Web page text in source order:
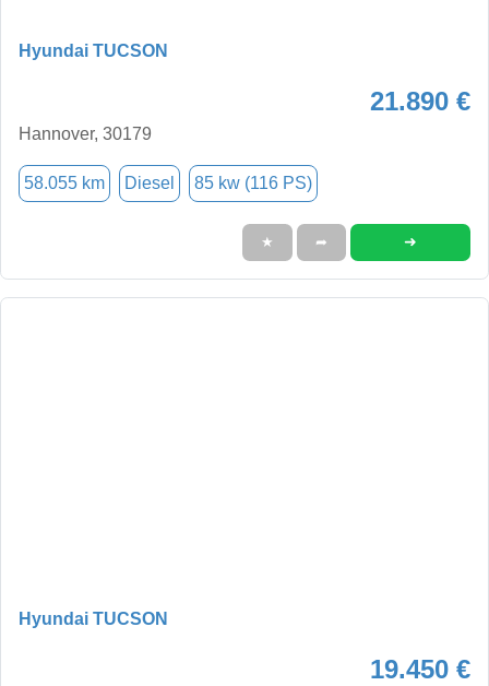
Hyundai TUCSON
21.890 €
Hannover, 30179
58.055 km Diesel 85 kw (116 PS)
★ ➦ ➜
Hyundai TUCSON
19.450 €